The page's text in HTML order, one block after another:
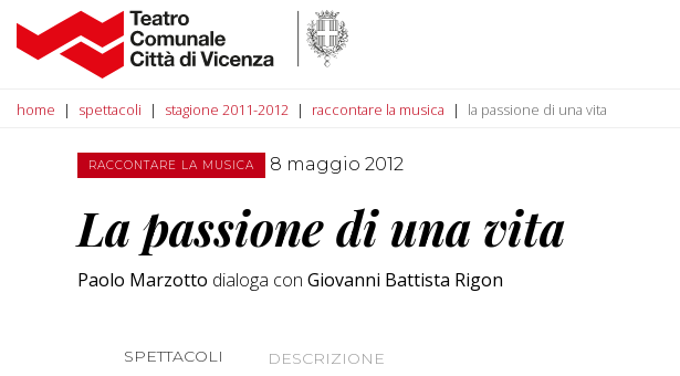
home spettacoli stagione 2011-2012 raccontare la musica la passione di una vita
RACCONTARE LA MUSICA 8 maggio 2012
La passione di una vita
Paolo Marzotto dialoga con Giovanni Battista Rigon
SPETTACOLI DESCRIZIONE